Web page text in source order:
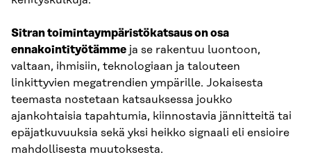
Sitran toimintaympäristökatsausonosa
ennakointityötämme ja se rakentuu luontoon,
valtaan, ihmisiin, teknologiaan ja talouteen
linkittyvien megatrendien ympärille. Jokaisesta
teemasta nostetaan katsauksessa joukko
ajankohtaisia tapahtumia, kiinnostavia jännitteitä tai
epäjatkuvuuksia sekä yksi heikko signaali eli ensioire
mahdollisesta muutoksesta.